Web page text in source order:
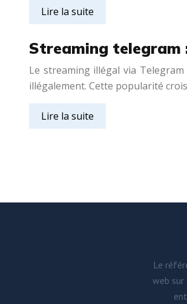
Lire la suite
Streaming telegram
Le streaming illégal via
illégalement. Cette popularité
Lire la suite
Le
web